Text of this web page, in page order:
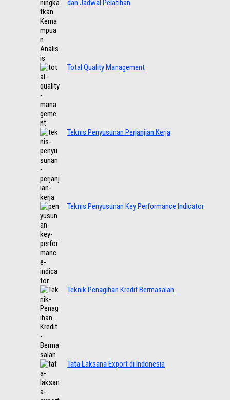
dan Jadwal Pelatihan
Total Quality Management
Teknis Penyusunan Perjanjian Kerja
Teknis Penyusunan Key Performance Indicator
Teknik Penagihan Kredit Bermasalah
Tata Laksana Export di Indonesia